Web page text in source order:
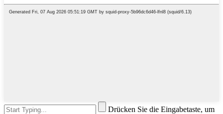
Drücken Sie die Eingabetaste, um